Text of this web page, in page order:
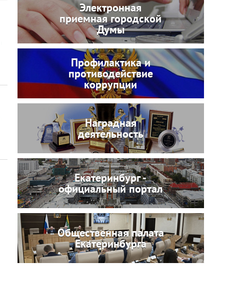
Электронная
приемная городской
Думы
Профилактика и
противодействие
коррупции
Наградная
деятельность
Екатеринбург -
официальный портал
Общественная палата
Екатеринбурга